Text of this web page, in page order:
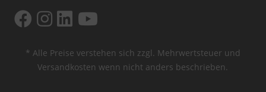
* Alle Preise verstehen sich zzgl. Mehrwertsteuer und
Versandkosten wenn nicht anders beschrieben.